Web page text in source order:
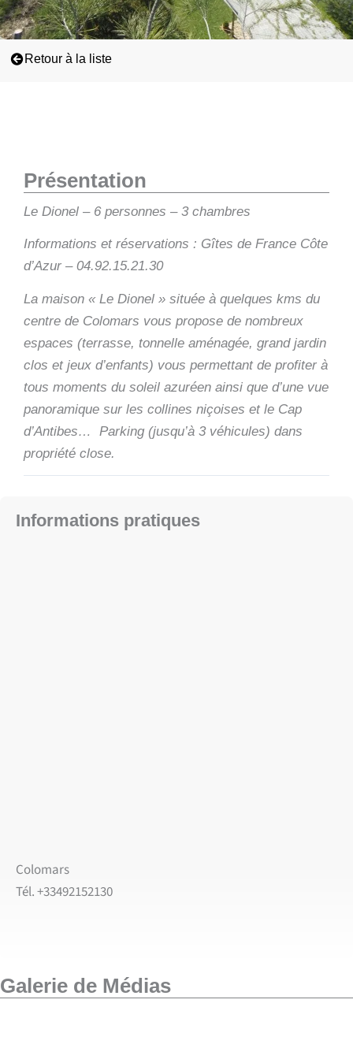
Retour à la liste
Présentation
Le Dionel – 6 personnes – 3 chambres
Informations et réservations : Gîtes de France Côte
d’Azur – 04.92.15.21.30
La maison « Le Dionel » située à quelques kms du
centre de Colomars vous propose de nombreux
espaces (terrasse, tonnelle aménagée, grand jardin
clos et jeux d’enfants) vous permettant de profiter à
tous moments du soleil azuréen ainsi que d’une vue
panoramique sur les collines niçoises et le Cap
d’Antibes… Parking (jusqu’à 3 véhicules) dans
propriété close.
Informations pratiques
Colomars
Tél. +33492152130
Galerie de Médias